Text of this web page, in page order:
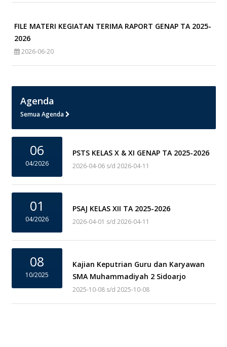
FILE MATERI KEGIATAN TERIMA RAPORT GENAP TA 2025-
2026
2026-06-20
Agenda
Semua Agenda
06
04/2026
PSTS KELAS X & XI GENAP TA 2025-2026
2026-04-06 s/d 2026-04-11
01
04/2026
PSAJ KELAS XII TA 2025-2026
2026-04-01 s/d 2026-04-11
08
10/2025
Kajian Keputrian Guru dan Karyawan
SMA Muhammadiyah 2 Sidoarjo
2025-10-08 s/d 2025-10-08